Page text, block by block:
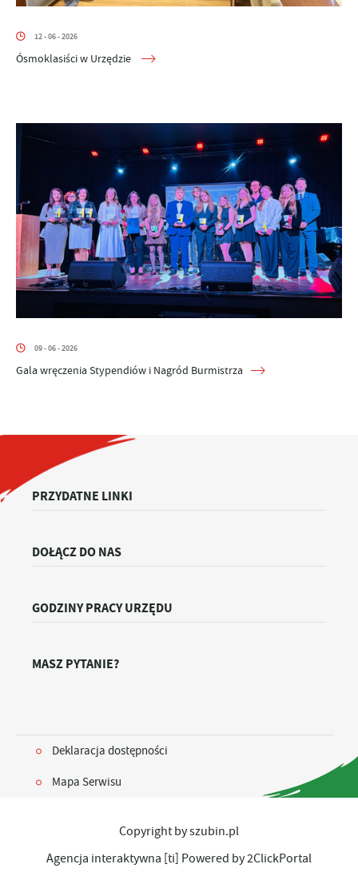
12 - 06 - 2026
Ósmoklasiści w Urzędzie
09 - 06 - 2026
Gala wręczenia Stypendiów i Nagród Burmistrza
PRZYDATNE LINKI
DOŁĄCZ DO NAS
GODZINY PRACY URZĘDU
MASZ PYTANIE?
Deklaracja dostępności
Mapa Serwisu
Copyright by szubin.pl
Agencja interaktywna [ti] Powered by2ClickPortal